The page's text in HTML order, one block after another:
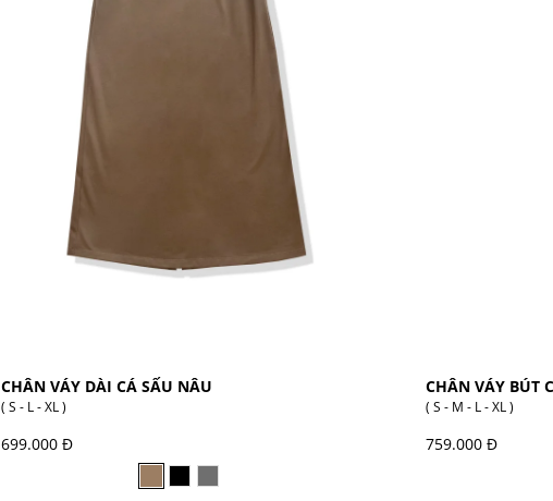
CHÂN VÁY DÀI CÁ SẤU NÂU
( S - L - XL )
699.000 Đ
CHÂN VÁY BÚT
( S - M - L - XL )
759.000 Đ